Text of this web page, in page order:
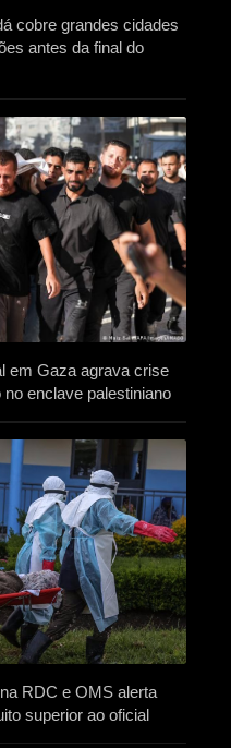
cobre grandes cidades
antes da final do
em Gaza agrava crise
enclave palestiniano
RDC e OMS alerta
superior ao oficial